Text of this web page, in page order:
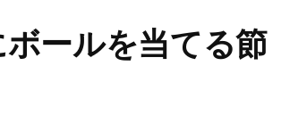
ールを当てる節